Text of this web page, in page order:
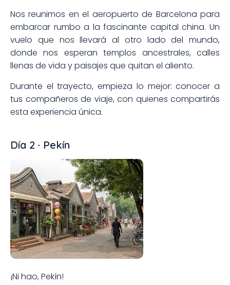
Nos reunimos en el aeropuerto de Barcelona para
embarcar rumbo a la fascinante capital china. Un
vuelo que nos llevará al otro lado del mundo,
donde nos esperan templos ancestrales, calles
llenas de vida y paisajes que quitan el aliento.
Durante el trayecto, empieza lo mejor: conocer a
tus compañeros de viaje, con quienes compartirás
esta experiencia única.
Día 2 · Pekín
¡Ni hao, Pekín!